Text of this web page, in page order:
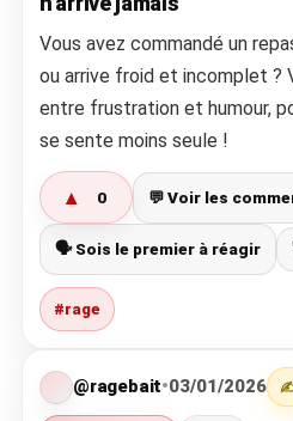
Vous avez commandé un
ou arrive froid et incomplet ?
entre frustration et humour,
se sente moins seule !
▲ 0 💬 Voir les
🗣️ Sois le premier à réagir
#rage
@ragebait•03/01/2026